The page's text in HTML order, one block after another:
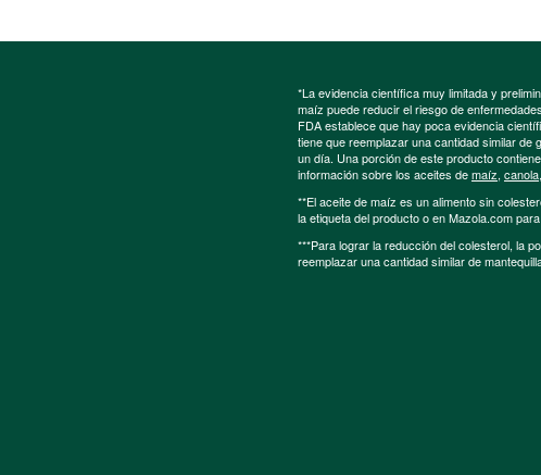
*La evidencia científica muy limitada y
maíz puede reducir el riesgo de
FDA establece que hay poca evidencia
tiene que reemplazar una cantidad similar
un día. Una porción de este producto
información sobre los aceites demaíz, canola,
**El aceite de maíz es un alimento sin
la etiqueta del producto o en Mazola.com
***Para lograr la reducción del colesterol, la
reemplazar una cantidad similar de